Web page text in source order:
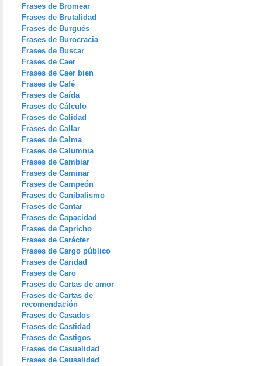
Frases de Bromear
Frases de Brutalidad
Frases de Burgués
Frases de Burocracia
Frases de Buscar
Frases de Caer
Frases de Caer bien
Frases de Café
Frases de Caída
Frases de Cálculo
Frases de Calidad
Frases de Callar
Frases de Calma
Frases de Calumnia
Frases de Cambiar
Frases de Caminar
Frases de Campeón
Frases de Canibalismo
Frases de Cantar
Frases de Capacidad
Frases de Capricho
Frases de Carácter
Frases de Cargo público
Frases de Caridad
Frases de Caro
Frases de Cartas de amor
Frases de Cartas de
recomendación
Frases de Casados
Frases de Castidad
Frases de Castigos
Frases de Casualidad
Frases de Causalidad